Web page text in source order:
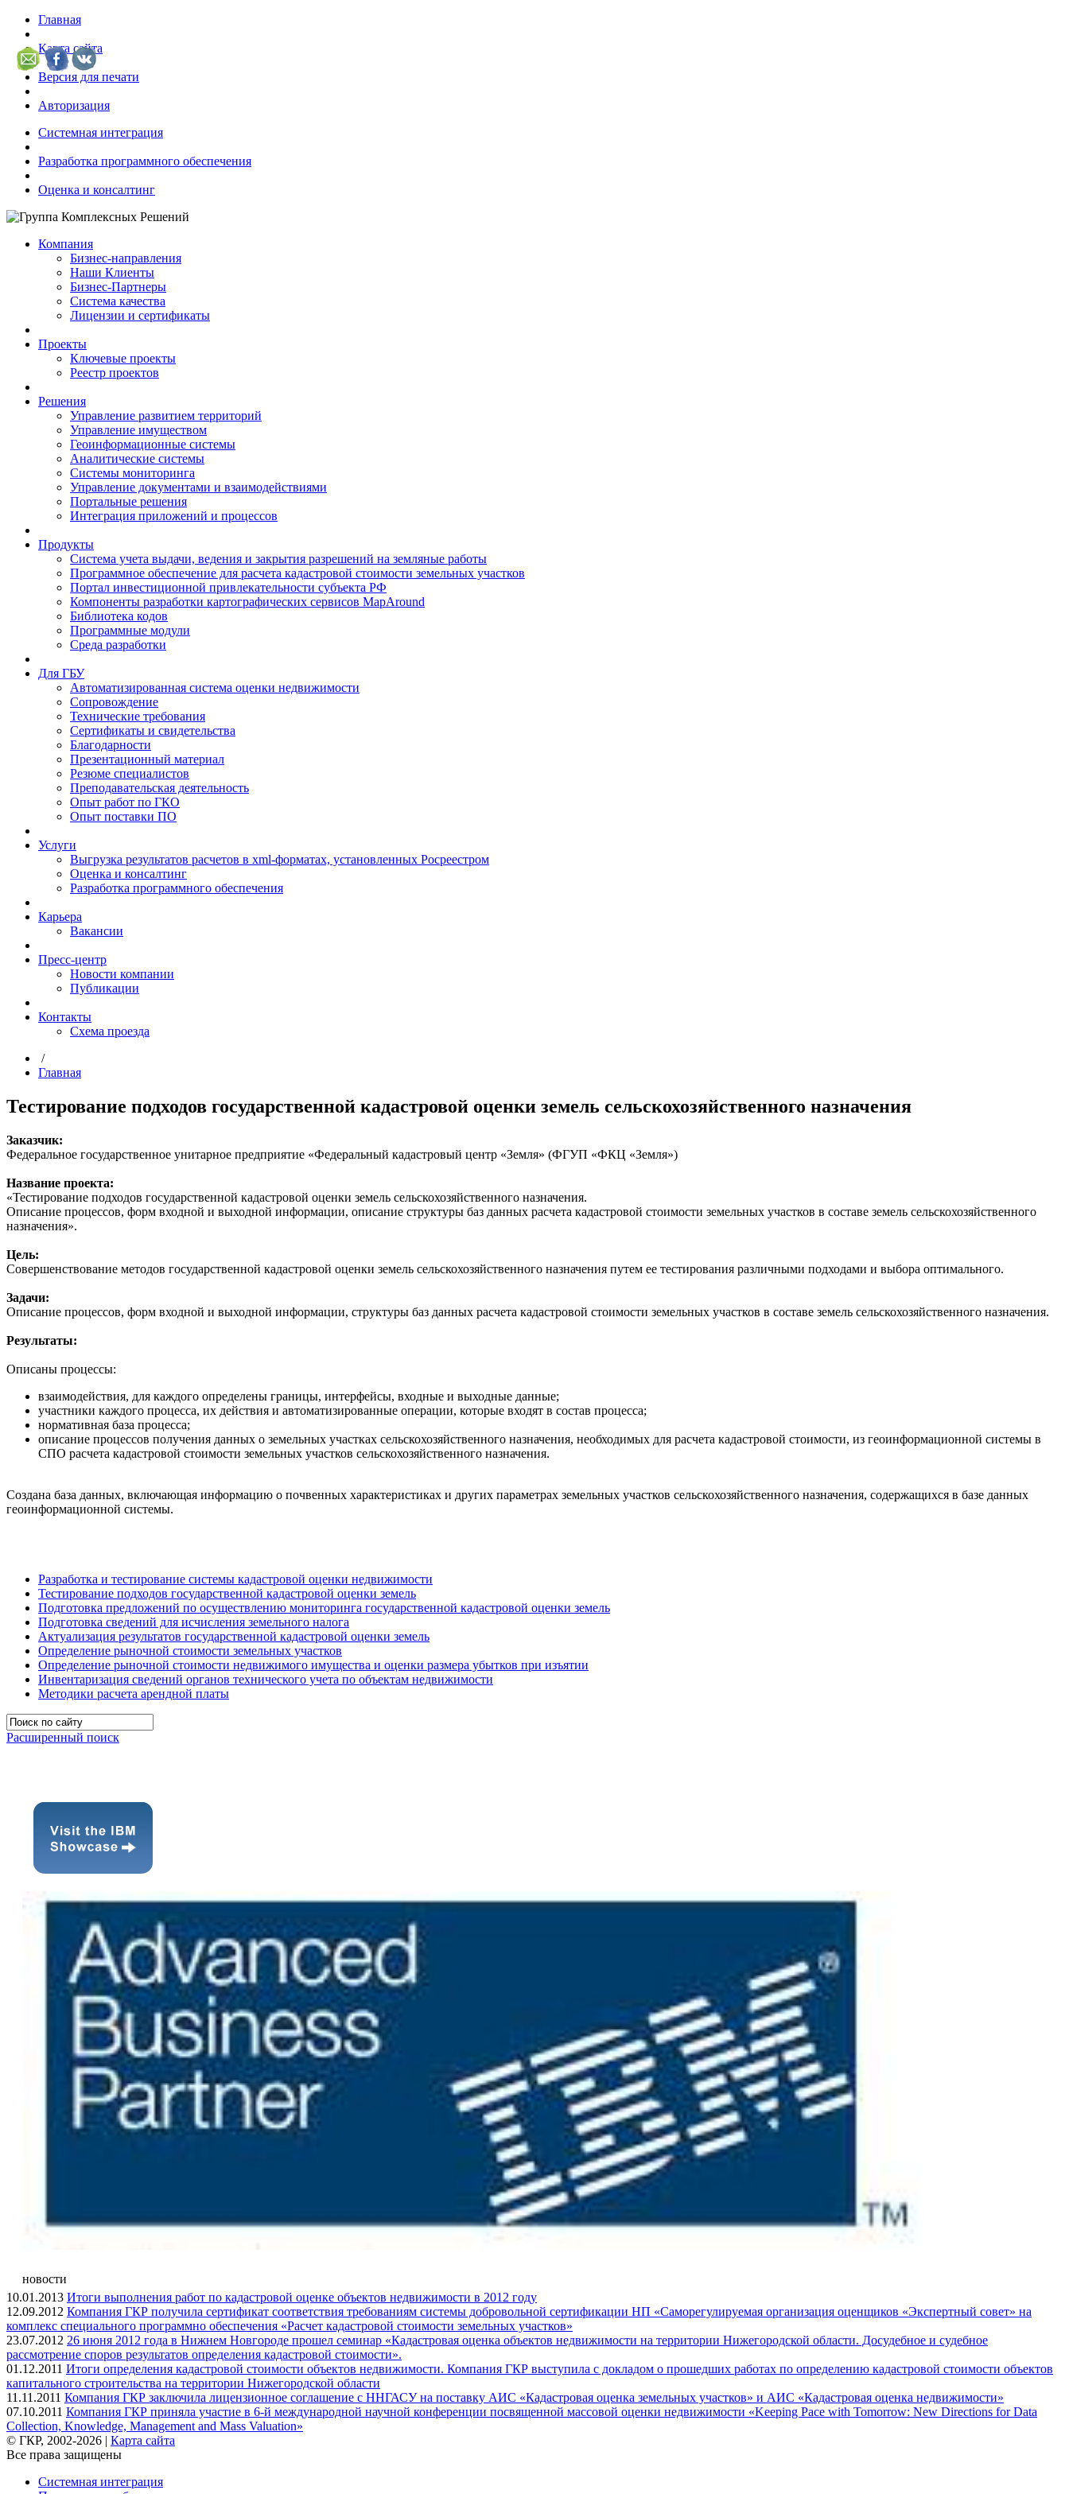
Главная
Карта сайта
Версия для печати
Авторизация
Системная интеграция
Разработка программного обеспечения
Оценка и консалтинг
Компания
Бизнес-направления
Наши Клиенты
Бизнес-Партнеры
Система качества
Лицензии и сертификаты
Проекты
Ключевые проекты
Реестр проектов
Решения
Управление развитием территорий
Управление имуществом
Геоинформационные системы
Аналитические системы
Системы мониторинга
Управление документами и взаимодействиями
Портальные решения
Интеграция приложений и процессов
Продукты
Система учета выдачи, ведения и закрытия разрешений на земляные работы
Программное обеспечение для расчета кадастровой стоимости земельных участков
Портал инвестиционной привлекательности субъекта РФ
Компоненты разработки картографических сервисов MapAround
Библиотека кодов
Программные модули
Среда разработки
Для ГБУ
Автоматизированная система оценки недвижимости
Сопровождение
Технические требования
Сертификаты и свидетельства
Благодарности
Презентационный материал
Резюме специалистов
Преподавательская деятельность
Опыт работ по ГКО
Опыт поставки ПО
Услуги
Выгрузка результатов расчетов в xml-форматах, установленных Росреестром
Оценка и консалтинг
Разработка программного обеспечения
Карьера
Вакансии
Пресс-центр
Новости компании
Публикации
Контакты
Схема проезда
/
Главная
Тестирование подходов государственной кадастровой оценки земель сельскохозяйственного назначения
Заказчик:
Федеральное государственное унитарное предприятие «Федеральный кадастровый центр «Земля» (ФГУП «ФКЦ «Земля»)
Название проекта:
«Тестирование подходов государственной кадастровой оценки земель сельскохозяйственного назначения.
Описание процессов, форм входной и выходной информации, описание структуры баз данных расчета кадастровой стоимости земельных участков в составе земель сельскохозяйственного
назначения».
Цель:
Совершенствование методов государственной кадастровой оценки земель сельскохозяйственного назначения путем ее тестирования различными подходами и выбора оптимального.
Задачи:
Описание процессов, форм входной и выходной информации, структуры баз данных расчета кадастровой стоимости земельных участков в составе земель сельскохозяйственного назначения.
Результаты:
Описаны процессы:
взаимодействия, для каждого определены границы, интерфейсы, входные и выходные данные;
участники каждого процесса, их действия и автоматизированные операции, которые входят в состав процесса;
нормативная база процесса;
описание процессов получения данных о земельных участках сельскохозяйственного назначения, необходимых для расчета кадастровой стоимости, из геоинформационной системы в
СПО расчета кадастровой стоимости земельных участков сельскохозяйственного назначения.
Создана база данных, включающая информацию о почвенных характеристиках и других параметрах земельных участков сельскохозяйственного назначения, содержащихся в базе данных
геоинформационной системы.
Разработка и тестирование системы кадастровой оценки недвижимости
Тестирование подходов государственной кадастровой оценки земель
Подготовка предложений по осуществлению мониторинга государственной кадастровой оценки земель
Подготовка сведений для исчисления земельного налога
Актуализация результатов государственной кадастровой оценки земель
Определение рыночной стоимости земельных участков
Определение рыночной стоимости недвижимого имущества и оценки размера убытков при изъятии
Инвентаризация сведений органов технического учета по объектам недвижимости
Методики расчета арендной платы
Расширенный поиск
новости
10.01.2013 Итоги выполнения работ по кадастровой оценке объектов недвижимости в 2012 году
12.09.2012 Компания ГКР получила сертификат соответствия требованиям системы добровольной сертификации НП «Саморегулируемая организация оценщиков «Экспертный совет» на
комплекс специального программно обеспечения «Расчет кадастровой стоимости земельных участков»
23.07.2012 26 июня 2012 года в Нижнем Новгороде прошел семинар «Кадастровая оценка объектов недвижимости на территории Нижегородской области. Досудебное и судебное
рассмотрение споров результатов определения кадастровой стоимости».
01.12.2011 Итоги определения кадастровой стоимости объектов недвижимости. Компания ГКР выступила с докладом о прошедших работах по определению кадастровой стоимости объектов
капитального строительства на территории Нижегородской области
11.11.2011 Компания ГКР заключила лицензионное соглашение с ННГАСУ на поставку АИС «Кадастровая оценка земельных участков» и АИС «Кадастровая оценка недвижимости»
07.10.2011 Компания ГКР приняла участие в 6-й международной научной конференции посвященной массовой оценки недвижимости «Keeping Pace with Tomorrow: New Directions for Data
Collection, Knowledge, Management and Mass Valuation»
© ГКР, 2002-2026 | Карта сайта
Все права защищены
Системная интеграция